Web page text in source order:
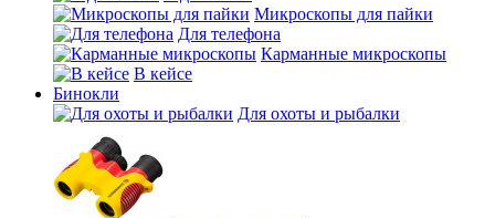
Микроскопы для пайки
Для телефона
Карманные микроскопы
В кейсе
Бинокли
Для охоты и рыбалки